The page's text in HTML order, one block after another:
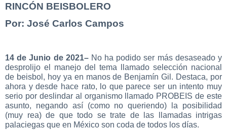
RINCÓN BEISBOLERO
Por: José Carlos Campos
14 de Junio de 2021–No ha podido ser más desaseado y
desprolijo el manejo del tema llamado selección nacional
de beisbol, hoy ya en manos de Benjamín Gil. Destaca, por
ahora y desde hace rato, lo que parece ser un intento muy
serio por deslindar al organismo llamado PROBEIS de este
asunto, negando así (como no queriendo) la posibilidad
(muy rea) de que todo se trate de las llamadas intrigas
palaciegas que en México son coda de todos los días.